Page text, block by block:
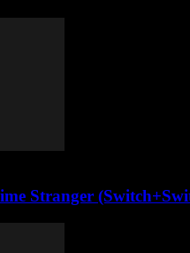
Stranger